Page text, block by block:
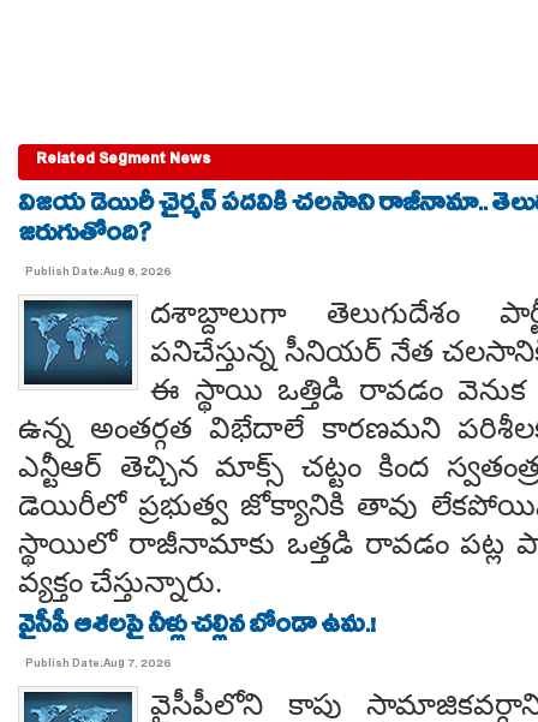
Related Segment News
విజయ డెయిరీ చైర్మన్ పదవికి చలసాని రాజీనామా..
జరుగుతోంది?
Publish Date:Aug 8, 2026
దశాబ్దాలుగా తెలుగుదేశం
పనిచేస్తున్న సీనియర్ నేత
ఈ స్థాయి ఒత్తిడి రావడం వెనుక
ఉన్న అంతర్గత విభేదాలే కారణమని
ఎన్టీఆర్ తెచ్చిన మాక్స్ చట్టం కింద
డెయిరీలో ప్రభుత్వ జోక్యానికి తావు
స్థాయిలో రాజీనామాకు ఒత్తడి రావడం పట్ల
వ్యక్తం చేస్తున్నారు.
వైసీపీ ఆశలపై నీళ్లు చల్లిన బోండా ఉమ.!
Publish Date:Aug 7, 2026
వైసీపీలోని కాపు